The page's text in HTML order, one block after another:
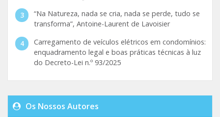
“Na Natureza, nada se cria, nada se perde, tudo se
transforma”, Antoine-Laurent de Lavoisier
Carregamento de veículos elétricos em condomínios:
enquadramento legal e boas práticas técnicas à luz
do Decreto-Lei n.º 93/2025
Os Nossos Autores